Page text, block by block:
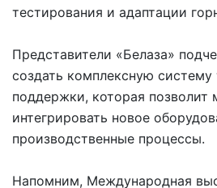
тестирования и адаптации
Представители «Белаза»
создать комплексную систему
поддержки, которая позволит
интегрировать новое
производственные процессы.
Напомним, Международная